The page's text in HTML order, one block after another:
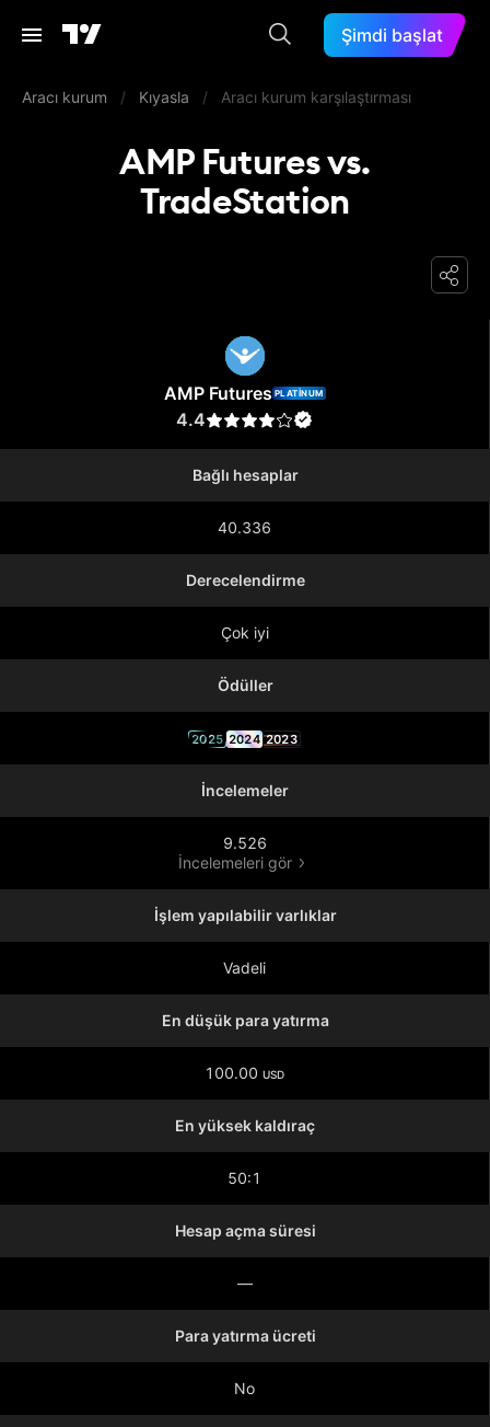
Şimdi başlat
Aracı kurum / Kıyasla / Aracı kurum karşılaştırması
AMP Futures vs.
TradeStation
AMP Futures PLATINUM
4.4
Bağlı hesaplar
40.336
Derecelendirme
Çok iyi
Ödüller
2025 2024 2023
İncelemeler
9.526
İncelemeleri gör
İşlem yapılabilir varlıklar
Vadeli
En düşük para yatırma
100.00 USD
En yüksek kaldıraç
50:1
Hesap açma süresi
—
Para yatırma ücreti
No